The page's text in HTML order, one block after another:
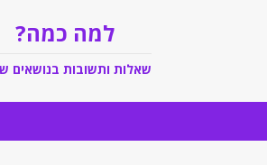
למה כמה?
שאלות ותשובות בנושאים